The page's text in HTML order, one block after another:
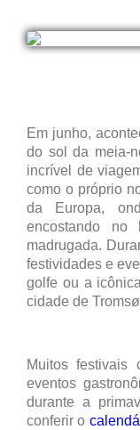
Em junho,
do sol da meia-
incrível de
como o próprio
da Europa,
encostando
madrugada.
festividades e
golfe ou a
cidade de
Muitos festivais
eventos
durante a
conferir o